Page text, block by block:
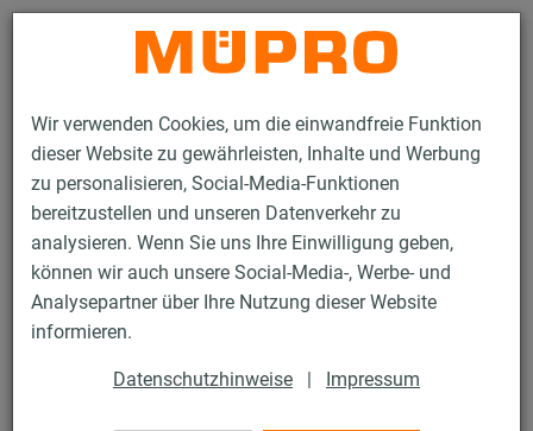
Wir verwenden Cookies, um die einwandfreie Funktion
dieser Website zu gewährleisten, Inhalte und Werbung
zu personalisieren, Social-Media-Funktionen
bereitzustellen und unseren Datenverkehr zu
analysieren. Wenn Sie uns Ihre Einwilligung geben,
können wir auch unsere Social-Media-, Werbe- und
Analysepartner über Ihre Nutzung dieser Website
informieren.
Datenschutzhinweise | Impressum
Kontakt
Produkte Befestigungstechnik Montageteile Übergangsmuffen
67 / 76
Übergangsmuffen